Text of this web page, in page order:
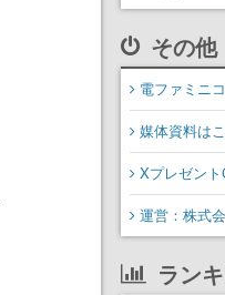
その他
電ファミニ
媒体資料は
Xプレゼン
運営：株式
ラン